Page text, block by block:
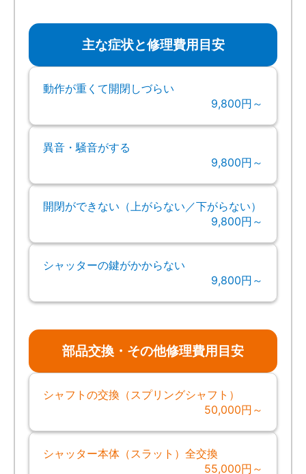
主な症状と修理費用目安
動作が重くて開閉しづらい
9,800円～
異音・騒音がする
9,800円～
開閉ができない（上がらない／下がらない）
9,800円～
シャッターの鍵がかからない
9,800円～
部品交換・その他修理費用目安
シャフトの交換（スプリングシャフト）
50,000円～
シャッター本体（スラット）全交換
55,000円～